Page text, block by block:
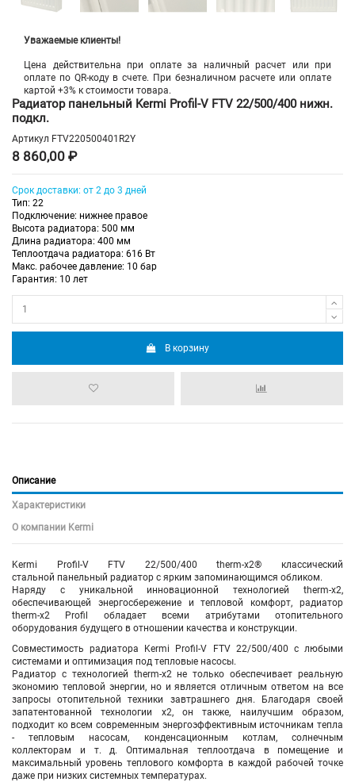
Уважаемые клиенты!
Цена действительна при оплате за наличный расчет или при
оплате по QR-коду в счете. При безналичном расчете или оплате
картой +3% к стоимости товара.
Радиатор панельный Kermi Profil-V FTV 22/500/400 нижн.
подкл.
Артикул FTV220500401R2Y
8 860,00 ₽
Срок доставки: от 2 до 3 дней
Тип: 22
Подключение: нижнее правое
Высота радиатора: 500 мм
Длина радиатора: 400 мм
Теплоотдача радиатора: 616 Вт
Макс. рабочее давление: 10 бар
Гарантия: 10 лет
В корзину
Описание
Характеристики
О компании Kermi
Kermi Profil-V FTV 22/500/400 therm-x2® классический
стальной панельный радиатор с ярким запоминающимся обликом.
Наряду с уникальной инновационной технологией therm-x2,
обеспечивающей энергосбережение и тепловой комфорт, радиатор
therm-x2 Profil обладает всеми атрибутами отопительного
оборудования будущего в отношении качества и конструкции.
Совместимость радиатора Kermi Profil-V FTV 22/500/400 с любыми
системами и оптимизация под тепловые насосы.
Радиатор с технологией therm-x2 не только обеспечивает реальную
экономию тепловой энергии, но и является отличным ответом на все
запросы отопительной техники завтрашнего дня. Благодаря своей
запатентованной технологии x2, он также, наилучшим образом,
подходит ко всем современным энергоэффективным источникам тепла
- тепловым насосам, конденсационным котлам, солнечным
коллекторам и т. д. Оптимальная теплоотдача в помещение и
максимальный уровень теплового комфорта в каждой рабочей точке
даже при низких системных температурах.